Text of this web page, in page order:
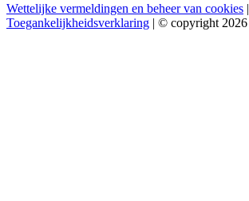
Wettelijke vermeldingen en beheer van cookies |
Toegankelijkheidsverklaring | © copyright 2026